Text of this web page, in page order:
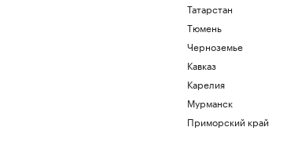
планируется направить ₽1,5 млрд в
Аномальная жара не отпугнула россиян
от европейских пляжных курортов
Татарстан
Тюмень
Черноземье
Кавказ
Карелия
Мурманск
Приморский край